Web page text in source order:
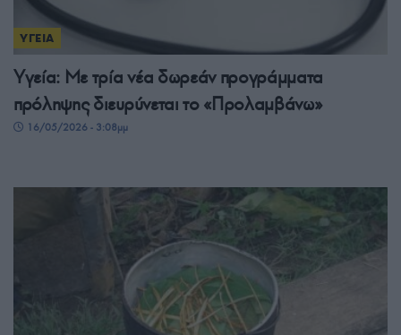
ΥΓΕΙΑ
Υγεία: Με τρία νέα δωρεάν προγράμματα
πρόληψης διευρύνεται το «Προλαμβάνω»
16/05/2026 - 3:08μμ